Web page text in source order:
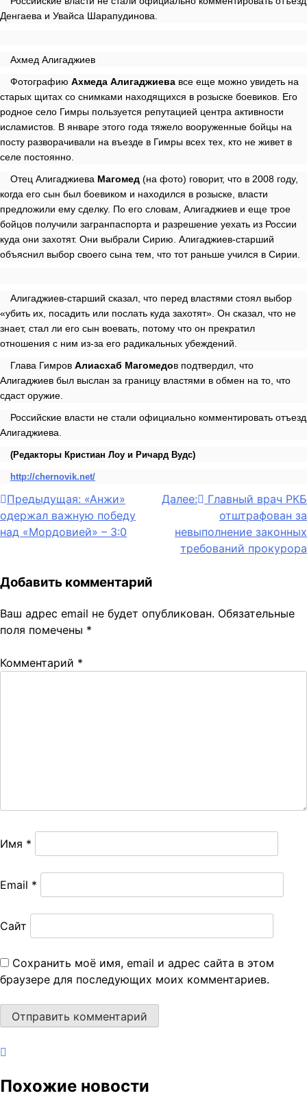
Денгаева и Увайса Шарапудинова.
Ахмед Алигаджиев
Фотографию Ахмеда Алигаджиева все еще можно увидеть на
старых щитах со снимками находящихся в розыске боевиков. Его
родное село Гимры пользуется репутацией центра активности
исламистов. В январе этого года тяжело вооруженные бойцы на
посту разворачивали на въезде в Гимры всех тех, кто не живет в
селе постоянно.
Отец Алигаджиева Магомед (на фото) говорит, что в 2008 году,
когда его сын был боевиком и находился в розыске, власти
предложили ему сделку. По его словам, Алигаджиев и еще трое
бойцов получили загранпаспорта и разрешение уехать из России
куда они захотят. Они выбрали Сирию. Алигаджиев-старший
объяснил выбор своего сына тем, что тот раньше учился в Сирии.
Алигаджиев-старший сказал, что перед властями стоял выбор
«убить их, посадить или послать куда захотят». Он сказал, что не
знает, стал ли его сын воевать, потому что он прекратил
отношения с ним из-за его радикальных убеждений.
Глава Гимров Алиасхаб Магомедов подтвердил, что
Алигаджиев был выслан за границу властями в обмен на то, что
сдаст оружие.
Российские власти не стали официально комментировать отъезд
Алигаджиева.
(Редакторы Кристиан Лоу и Ричард Вудс)
http://chernovik.net/
Навигация
по
Предыдущая: «Анжи»
одержал важную победу
над «Мордовией» – 3:0
Далее:
Главный врач РКБ
отштрафован за
невыполнение законных
требований прокурора
Добавить комментарий
Ваш адрес email не будет опубликован. Обязательные
поля помечены *
Комментарий *
Имя *
Email *
Сайт
Сохранить моё имя, email и адрес сайта в этом
браузере для последующих моих комментариев.
Похожие новости